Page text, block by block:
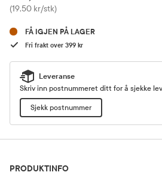
Pris
(19,50 kr/stk)
FÅ IGJEN PÅ LAGER
Fri frakt over 399 kr
Leveranse
Skriv inn postnummeret ditt for å sjekke
Sjekk postnummer
PRODUKTINFO